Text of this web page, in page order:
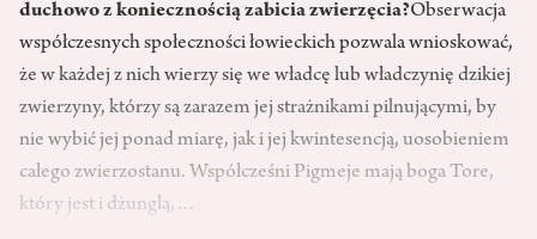
duchowo z koniecznością zabicia zwierzęcia?Obserwacja
współczesnych społeczności łowieckich pozwala wnioskować,
że w każdej z nich wierzy się we władcę lub władczynię dzikiej
zwierzyny, którzy są zarazem jej strażnikami pilnującymi, by
nie wybić jej ponad miarę, jak i jej kwintesencją, uosobieniem
całego zwierzostanu. Współcześni Pigmeje mają boga Tore,
który jest i dżunglą,…